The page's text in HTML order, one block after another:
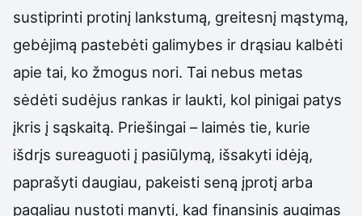
sustiprinti protinį lankstumą, greitesnį mąstymą,
gebėjimą pastebėti galimybes ir drąsiau kalbėti
apie tai, ko žmogus nori. Tai nebus metas
sėdėti sudėjus rankas ir laukti, kol pinigai patys
įkris į sąskaitą. Priešingai – laimės tie, kurie
išdrįs sureaguoti į pasiūlymą, išsakyti idėją,
paprašyti daugiau, pakeisti seną įprotį arba
pagaliau nustoti manyti, kad finansinis augimas